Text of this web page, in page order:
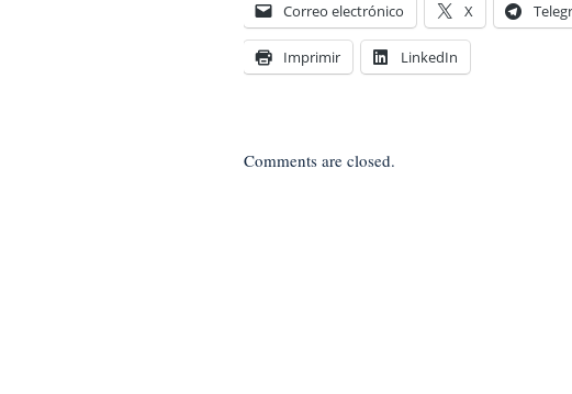
Correo electrónico X
Imprimir LinkedIn
Comments are closed.